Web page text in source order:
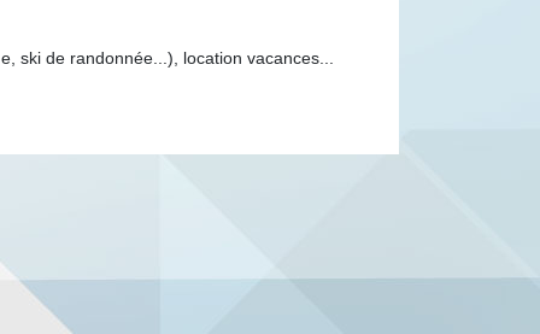
ski de randonnée...), location vacances...